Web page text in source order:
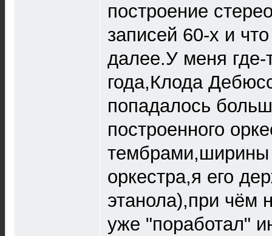
построение
записей 60-х и
далее.У меня
года,Клода
попадалось
построенного
тембрами,ширины
оркестра,я его
этанола),при чём
уже "поработал"